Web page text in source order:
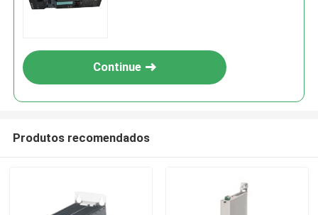
Continue
Produtos recomendados